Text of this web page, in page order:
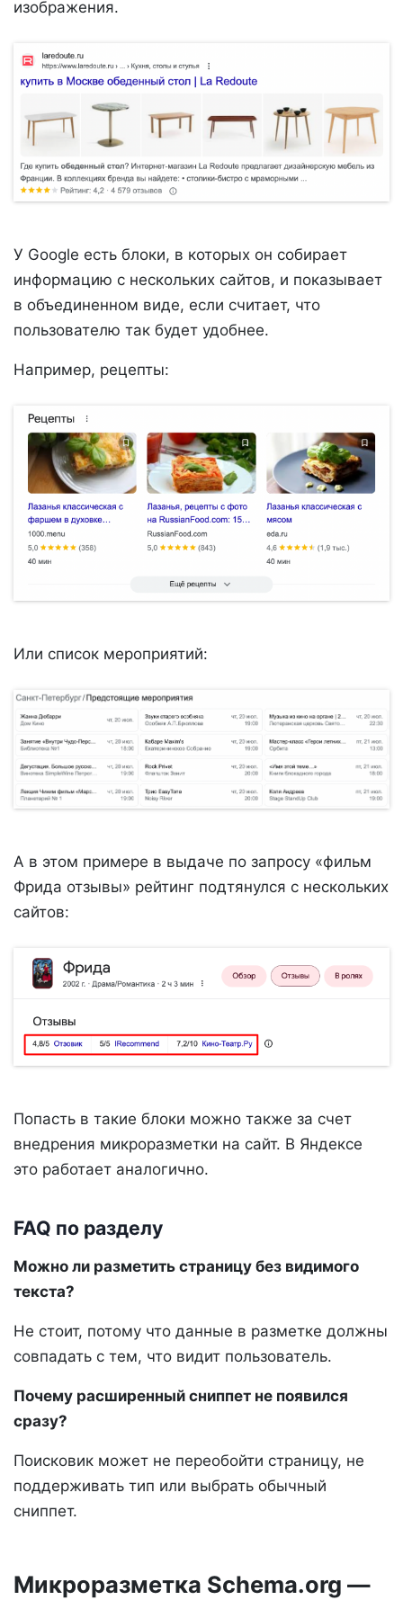
изображения.
У Google есть блоки, в которых он собирает
информацию с нескольких сайтов, и показывает
в объединенном виде, если считает, что
пользователю так будет удобнее.
Например, рецепты:
Или список мероприятий:
А в этом примере в выдаче по запросу «фильм
Фрида отзывы» рейтинг подтянулся с нескольких
сайтов:
Попасть в такие блоки можно также за счет
внедрения микроразметки на сайт. В Яндексе
это работает аналогично.
FAQ по разделу
Можно ли разметить страницу без видимого
текста?
Не стоит, потому что данные в разметке должны
совпадать с тем, что видит пользователь.
Почему расширенный сниппет не появился
сразу?
Поисковик может не переобойти страницу, не
поддерживать тип или выбрать обычный
сниппет.
Микроразметка Schema.org —